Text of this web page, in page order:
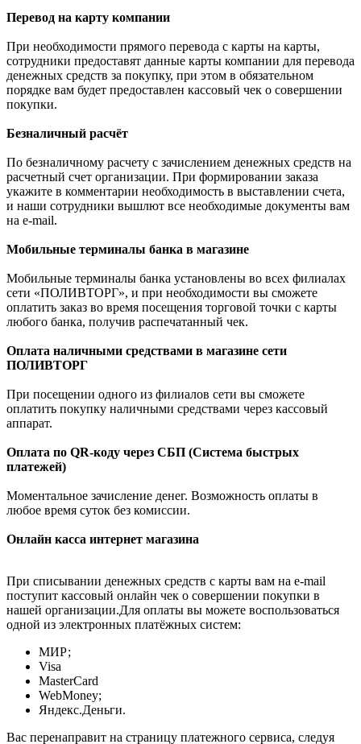
Перевод на карту компании
При необходимости прямого перевода с карты на карты,
сотрудники предоставят данные карты компании для перевода
денежных средств за покупку, при этом в обязательном
порядке вам будет предоставлен кассовый чек о совершении
покупки.
Безналичный расчёт
По безналичному расчету с зачислением денежных средств на
расчетный счет организации. При формировании заказа
укажите в комментарии необходимость в выставлении счета,
и наши сотрудники вышлют все необходимые документы вам
на e-mail.
Мобильные терминалы банка в магазине
Мобильные терминалы банка установлены во всех филиалах
сети «ПОЛИВТОРГ», и при необходимости вы сможете
оплатить заказ во время посещения торговой точки с карты
любого банка, получив распечатанный чек.
Оплата наличными средствами в магазине сети
ПОЛИВТОРГ
При посещении одного из филиалов сети вы сможете
оплатить покупку наличными средствами через кассовый
аппарат.
Оплата по QR-коду через СБП (Система быстрых
платежей)
Моментальное зачисление денег. Возможность оплаты в
любое время суток без комиссии.
Онлайн касса интернет магазина
При списывании денежных средств с карты вам на e-mail
поступит кассовый онлайн чек о совершении покупки в
нашей организации.Для оплаты вы можете воспользоваться
одной из электронных платёжных систем:
МИР;
Visa
MasterCard
WebMoney;
Яндекс.Деньги.
Вас перенаправит на страницу платежного сервиса, следуя